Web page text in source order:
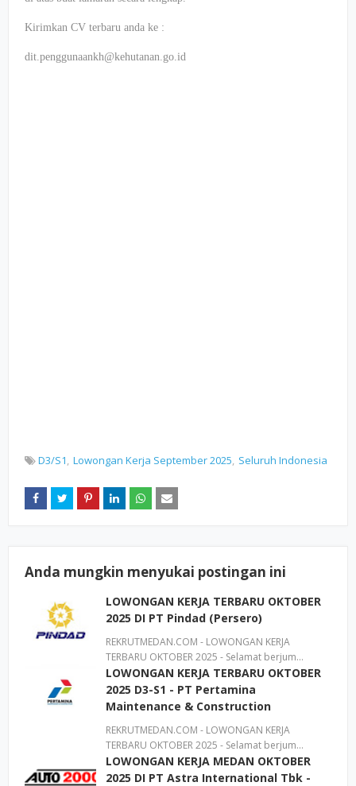
Kirimkan CV terbaru anda ke :
dit.penggunaankh@kehutanan.go.id
D3/S1 Lowongan Kerja September 2025 Seluruh Indonesia
Anda mungkin menyukai postingan ini
LOWONGAN KERJA TERBARU OKTOBER
2025 DI PT Pindad (Persero)
REKRUTMEDAN.COM - LOWONGAN KERJA
TERBARU OKTOBER 2025 - Selamat berjum…
LOWONGAN KERJA TERBARU OKTOBER
2025 D3-S1 - PT Pertamina
Maintenance & Construction
REKRUTMEDAN.COM - LOWONGAN KERJA
TERBARU OKTOBER 2025 - Selamat berjum…
LOWONGAN KERJA MEDAN OKTOBER
2025 DI PT Astra International Tbk -